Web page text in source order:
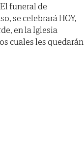
funeral de
se celebrará HOY,
en la Iglesia
cuales les quedarán